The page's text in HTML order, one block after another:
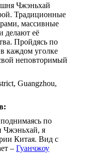
Чжэньхай
Традиционные
массивные
делают её
Пройдясь по
каждом уголке
неповторимый
Guangzhou,
по
Чжэньхай, я
Китая. Вид с
– Гуанчжоу